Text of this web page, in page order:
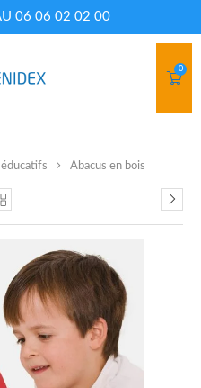
06 06 02 02 00
0
Abacus en bois